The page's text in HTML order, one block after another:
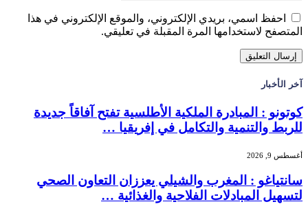
احفظ اسمي، بريدي الإلكتروني، والموقع الإلكتروني في هذا
المتصفح لاستخدامها المرة المقبلة في تعليقي.
آخر الأخبار
كوتونو : المبادرة الملكية الأطلسية تفتح آفاقاً جديدة
للربط والتنمية والتكامل في إفريقيا …
أغسطس 9, 2026
سانتياغو : المغرب والشيلي يعززان التعاون الصحي
لتسهيل المبادلات الفلاحية والغذائية …